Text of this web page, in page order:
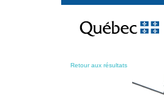
contenu
Retour aux résultats